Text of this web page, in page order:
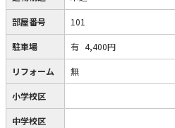
部屋番号 101
駐車場 有 4,400円
リフォーム 無
小学校区
中学校区